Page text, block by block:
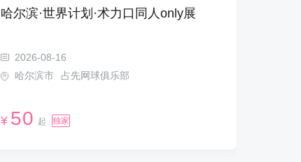
哈尔滨·世界计划·术力口同人only展
2026-08-16
哈尔滨市
占先网球俱乐部
¥ 50 起 独家